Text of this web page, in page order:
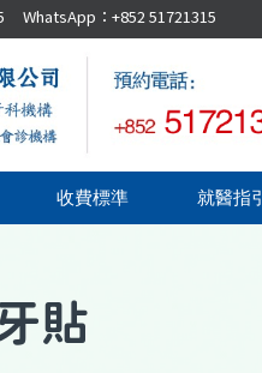
WhatsApp：+852 51721315
收費標準 就醫指引
貼